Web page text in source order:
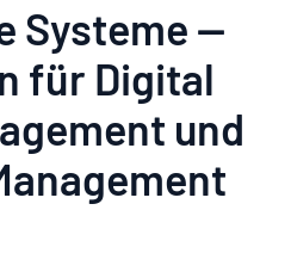
Systeme —
für Digital
und